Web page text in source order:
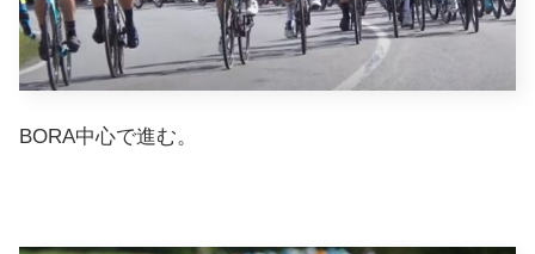
BORA中心で進む。